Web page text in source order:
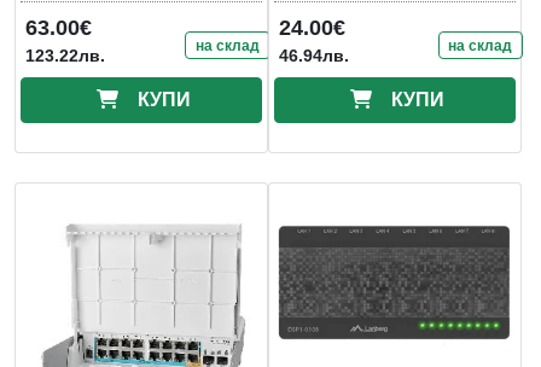
63.00€
123.22лв. на склад
КУПИ
24.00€
46.94лв. на склад
КУПИ